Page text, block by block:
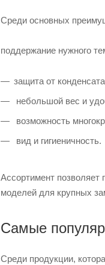
Среди основных
поддержание нужного
защита от
небольшой вес и
возможность
вид и гигиеничность.
Ассортимент позволяет
моделей для крупных
Самые
Среди продукции,